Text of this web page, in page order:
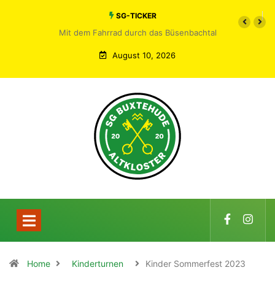
SG-TICKER
Mit dem Fahrrad durch das Büsenbachtal
August 10, 2026
Home Kinderturnen Kinder Sommerfest 2023